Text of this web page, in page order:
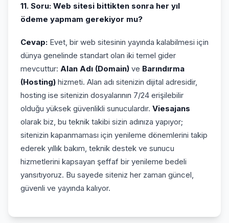
11. Soru: Web sitesi bittikten sonra her yıl
ödeme yapmam gerekiyor mu?
Cevap: Evet, bir web sitesinin yayında kalabilmesi için
dünya genelinde standart olan iki temel gider
mevcuttur: Alan Adı (Domain) ve Barındırma
(Hosting) hizmeti. Alan adı sitenizin dijital adresidir,
hosting ise sitenizin dosyalarının 7/24 erişilebilir
olduğu yüksek güvenlikli sunuculardır. Viesajans
olarak biz, bu teknik takibi sizin adınıza yapıyor;
sitenizin kapanmaması için yenileme dönemlerini takip
ederek yıllık bakım, teknik destek ve sunucu
hizmetlerini kapsayan şeffaf bir yenileme bedeli
yansıtıyoruz. Bu sayede siteniz her zaman güncel,
güvenli ve yayında kalıyor.